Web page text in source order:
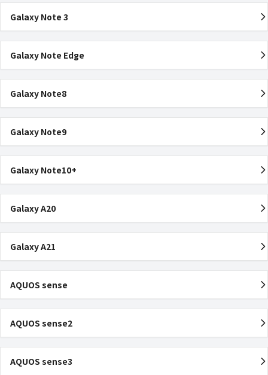
Galaxy Note 3
Galaxy Note Edge
Galaxy Note8
Galaxy Note9
Galaxy Note10+
Galaxy A20
Galaxy A21
AQUOS sense
AQUOS sense2
AQUOS sense3